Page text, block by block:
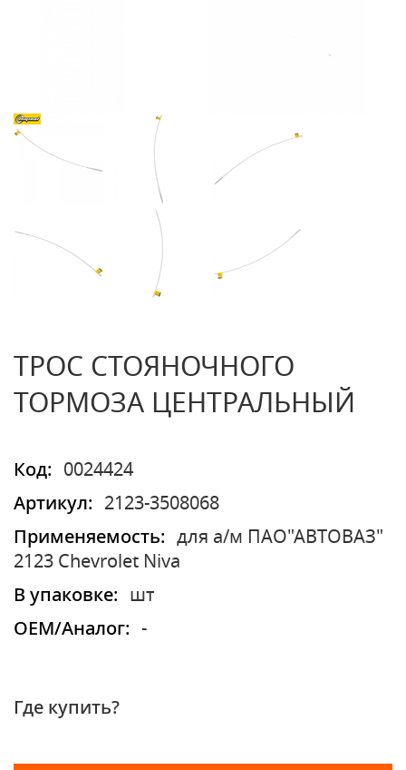
ТРОС СТОЯНОЧНОГО
ТОРМОЗА ЦЕНТРАЛЬНЫЙ
Код:
0024424
Артикул:
2123-3508068
Применяемость:
для а/м ПАО"АВТОВАЗ"
2123 Chevrolet Niva
В упаковке:
шт
OEM/Аналог:
-
Где купить?